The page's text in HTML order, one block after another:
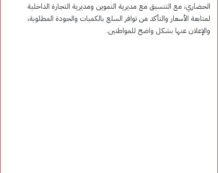
الحضاري، مع التنسيق مع مديرية التموين ومديرية التجارة الداخلية
لمتابعة الأسعار والتأكد من توافر السلع بالكميات والجودة المطلوبة،
والإعلان عنها بشكل واضح للمواطنين.